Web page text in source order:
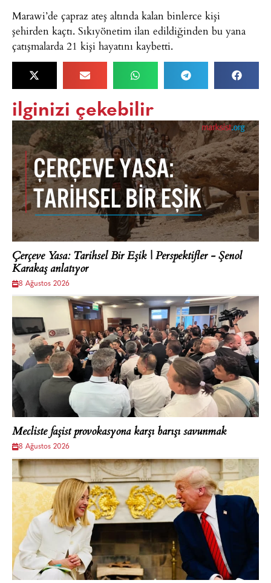
Marawi’de çapraz ateş altında kalan binlerce kişi
şehirden kaçtı. Sıkıyönetim ilan edildiğinden bu yana
çatışmalarda 21 kişi hayatını kaybetti.
ilginizi çekebilir
Çerçeve Yasa: Tarihsel Bir Eşik | Perspektifler - Şenol
Karakaş anlatıyor
8 Ağustos 2026
Mecliste faşist provokasyona karşı barışı savunmak
8 Ağustos 2026